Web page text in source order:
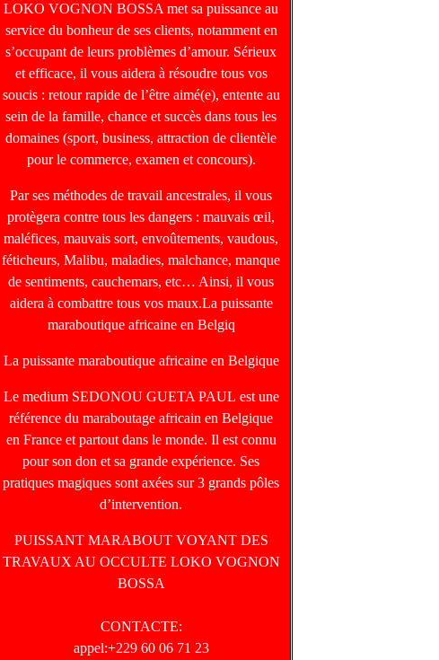
LOKO VOGNON BOSSA met sa puissance au
service du bonheur de ses clients, notamment en
s’occupant de leurs problèmes d’amour. Sérieux
et efficace, il vous aidera à résoudre tous vos
soucis : retour rapide de l’être aimé(e), entente au
sein de la famille, chance et succès dans tous les
domaines (sport, business, attraction de clientèle
pour le commerce, examen et concours).
Par ses méthodes de travail ancestrales, il vous
protègera contre tous les dangers : mauvais œil,
maléfices, mauvais sort, envoûtements, vaudous,
féticheurs, Malibu, maladies, malchance, manque
de sentiments, cauchemars, etc… Ainsi, il vous
aidera à combattre tous vos maux.La puissante
maraboutique africaine en Belgiq
La puissante maraboutique africaine en Belgique
Le medium SEDONOU GUETA PAUL est une
référence du maraboutage africain en Belgique
en France et partout dans le monde. Il est connu
pour son don et sa grande expérience. Ses
pratiques magiques sont axées sur 3 grands pôles
d’intervention.
PUISSANT MARABOUT VOYANT DES
TRAVAUX AU OCCULTE LOKO VOGNON
BOSSA
CONTACTE:
appel:+229 60 06 71 23